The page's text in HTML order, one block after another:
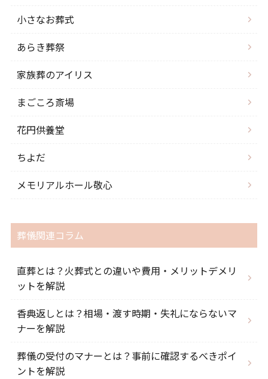
小さなお葬式
あらき葬祭
家族葬のアイリス
まごころ斎場
花円供養堂
ちよだ
メモリアルホール敬心
葬儀関連コラム
直葬とは？火葬式との違いや費用・メリットデメリ
ットを解説
香典返しとは？相場・渡す時期・失礼にならないマ
ナーを解説
葬儀の受付のマナーとは？事前に確認するべきポイ
ントを解説